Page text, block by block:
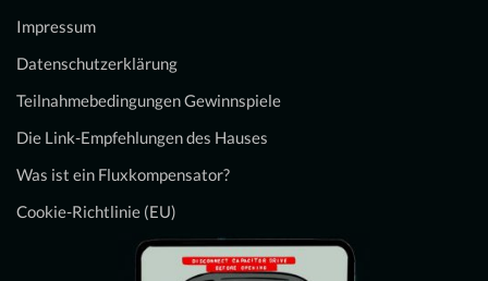
Impressum
Datenschutzerklärung
Teilnahmebedingungen Gewinnspiele
Die Link-Empfehlungen des Hauses
Was ist ein Fluxkompensator?
Cookie-Richtlinie (EU)